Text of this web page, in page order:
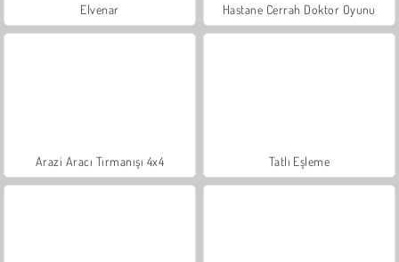
Elvenar Hastane Cerrah Doktor Oyunu
Arazi Aracı Tırmanışı 4x4 Tatlı Eşleme